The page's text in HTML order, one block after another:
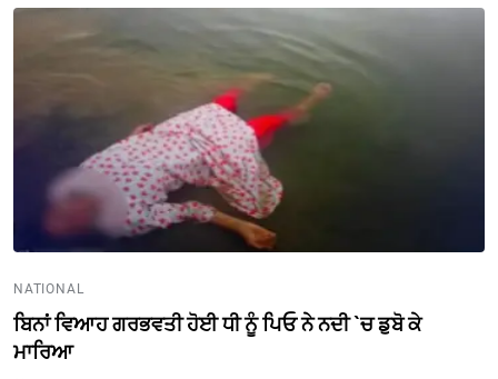
NATIONAL
ਬਿਨਾਂ ਵਿਆਹ ਗਰਭਵਤੀ ਹੋਈ ਧੀ ਨੂੰ ਪਿਓ ਨੇ ਨਦੀ `ਚ ਡੁਬੋ ਕੇ
ਮਾਰਿਆ